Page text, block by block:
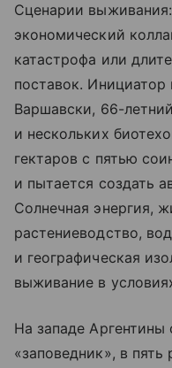
Сценарии
экономический
катастрофа или
поставок.
Варшавски, 66-
и нескольких
гектаров с пятью
и пытается создать
Солнечная энергия,
растениеводство,
и географическая
выживание в
На западе
«заповедник», в